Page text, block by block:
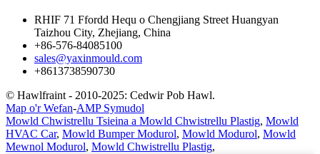
RHIF 71 Ffordd Hequ o Chengjiang Street Huangyan
Taizhou City, Zhejiang, China
+86-576-84085100
sales@yaxinmould.com
+8613738590730
© Hawlfraint - 2010-2025: Cedwir Pob Hawl.
Map o'r Wefan-AMP Symudol
Mowld Chwistrellu Tsieina a Mowld Chwistrellu Plastig, Mowld
HVAC Car, Mowld Bumper Modurol, Mowld Modurol, Mowld
Mewnol Modurol, Mowld Chwistrellu Plastig,